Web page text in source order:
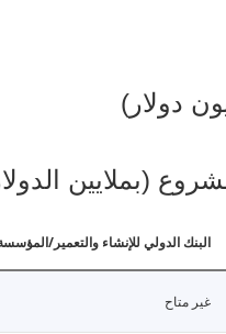
دولار)
(بملايين
البنك الدولي للإنشاء والتعمير/المؤسسة
غير متاح